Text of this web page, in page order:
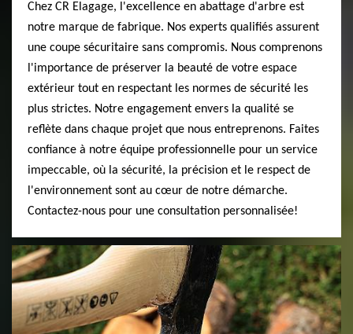
Chez CR Elagage, l'excellence en abattage d'arbre est
notre marque de fabrique. Nos experts qualifiés assurent
une coupe sécuritaire sans compromis. Nous comprenons
l'importance de préserver la beauté de votre espace
extérieur tout en respectant les normes de sécurité les
plus strictes. Notre engagement envers la qualité se
reflète dans chaque projet que nous entreprenons. Faites
confiance à notre équipe professionnelle pour un service
impeccable, où la sécurité, la précision et le respect de
l'environnement sont au cœur de notre démarche.
Contactez-nous pour une consultation personnalisée!